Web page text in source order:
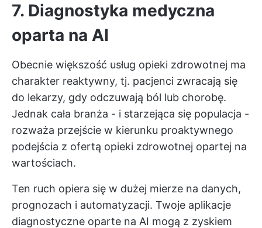
7. Diagnostyka medyczna
oparta na AI
Obecnie większość usług opieki zdrowotnej ma
charakter reaktywny, tj. pacjenci zwracają się
do lekarzy, gdy odczuwają ból lub chorobę.
Jednak cała branża - i starzejąca się populacja -
rozważa przejście w kierunku proaktywnego
podejścia z ofertą opieki zdrowotnej opartej na
wartościach.
Ten ruch opiera się w dużej mierze na danych,
prognozach i automatyzacji. Twoje aplikacje
diagnostyczne oparte na AI mogą z zyskiem